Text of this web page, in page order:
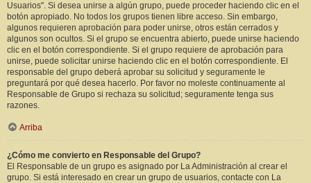
Usuarios". Si desea unirse a algún grupo, puede proceder haciendo clic en el
botón apropiado. No todos los grupos tienen libre acceso. Sin embargo,
algunos requieren aprobación para poder unirse, otros están cerrados y
algunos son ocultos. Si el grupo se encuentra abierto, puede unirse haciendo
clic en el botón correspondiente. Si el grupo requiere de aprobación para
unirse, puede solicitar unirse haciendo clic en el botón correspondiente. El
responsable del grupo deberá aprobar su solicitud y seguramente le
preguntará por qué desea hacerlo. Por favor no moleste continuamente al
Responsable de Grupo si rechaza su solicitud; seguramente tenga sus
razones.
Arriba
¿Cómo me convierto en Responsable del Grupo?
El Responsable de un grupo es asignado por La Administración al crear el
grupo. Si está interesado en crear un grupo de usuarios, contacte con La